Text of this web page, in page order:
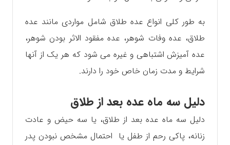
به طور کلی انواع عده طلاق شامل مواردی مانند عده
طلاق، عده وفات شوهر، عده مفقود الاثر بودن شوهر،
عده آمیزش اشتباهی و غیره می شود که هر یک از آنها
شرایط و مدت زمان خاص خود را دارند.
دلیل سه ماه عده بعد از طلاق
دلیل سه ماه عده بعد از طلاق، یا سه حیض و عادت
زنانه، پاکی رحم از طفل یا احتمال مشخص نبودن پدر